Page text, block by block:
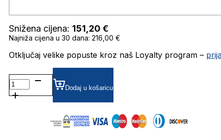
Snižena cijena: 151,20 €
Najniža cijena u 30 dana: 216,00 €
Otključaj velike popuste kroz naš Loyalty program –
BL3179
POLARIZIRANE SUNČANE
NAOČALE
Dodaj u košaricu